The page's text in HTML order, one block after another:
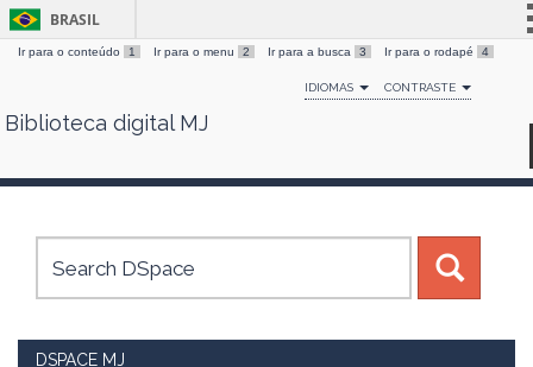
Skip
BRASIL
Simplifique!
Comunica BR
Canais
Ir para o conteúdo 1 Ir para o menu 2 Ir para a busca 3 Ir para o rodapé 4
IDIOMAS CONTRASTE
Biblioteca digital MJ
DSPACE MJ